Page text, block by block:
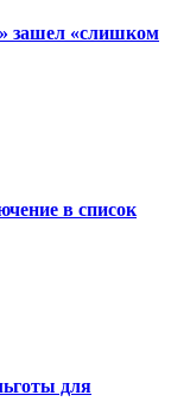
зашел «слишком
в список
для